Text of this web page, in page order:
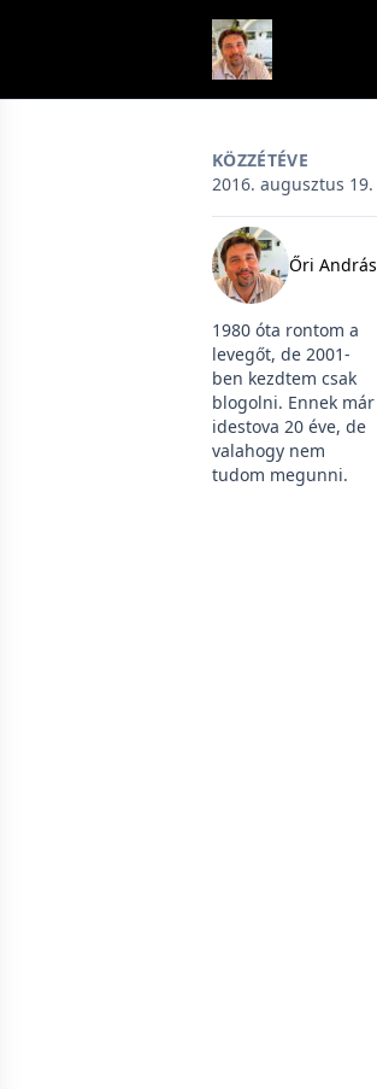
KÖZZÉTÉVE
2016. augusztus 19.
Őri András
1980 óta rontom a
levegőt, de 2001-
ben kezdtem csak
blogolni. Ennek már
idestova 20 éve, de
valahogy nem
tudom megunni.